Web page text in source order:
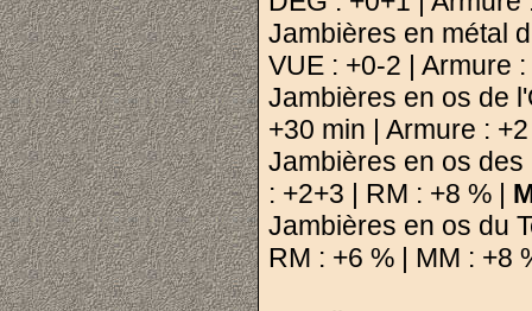
Jambières en métal
VUE : +0-2 | Armure
Jambières en os de
+30 min | Armure :
Jambières en os
: +2+3 | RM : +8 % |
Jambières en os du
RM : +6 % | MM : +8